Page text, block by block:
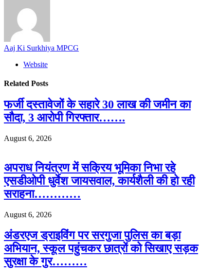
Aaj Ki Surkhiya MPCG
Website
Related Posts
फर्जी दस्तावेजों के सहारे 30 लाख की जमीन का
सौदा, 3 आरोपी गिरफ्तार…….
August 6, 2026
अपराध नियंत्रण में सक्रिय भूमिका निभा रहे
एसडीओपी धुर्वेश जायसवाल, कार्यशैली की हो रही
सराहना…………
August 6, 2026
अंडरएज ड्राइविंग पर सरगुजा पुलिस का बड़ा
अभियान, स्कूल पहुंचकर छात्रों को सिखाए सड़क
सुरक्षा के गुर………